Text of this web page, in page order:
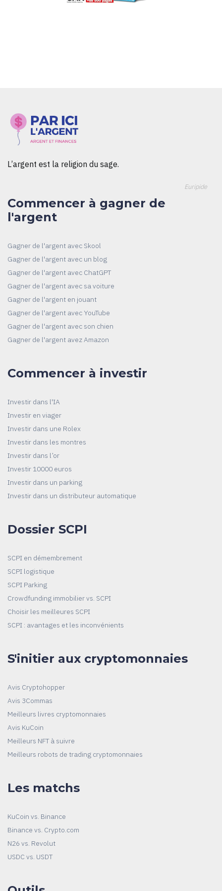
L’argent est la religion du sage.
Euripide
Commencer à gagner de
l'argent
Gagner de l'argent avec Skool
Gagner de l'argent avec un blog
Gagner de l'argent avec ChatGPT
Gagner de l'argent avec sa voiture
Gagner de l'argent en jouant
Gagner de l'argent avec YouTube
Gagner de l'argent avec son chien
Gagner de l'argent avez Amazon
Commencer à investir
Investir dans l'IA
Investir en viager
Investir dans une Rolex
Investir dans les montres
Investir dans l’or
Investir 10000 euros
Investir dans un parking
Investir dans un distributeur automatique
Dossier SCPI
SCPI en démembrement
SCPI logistique
SCPI Parking
Crowdfunding immobilier vs. SCPI
Choisir les meilleures SCPI
SCPI : avantages et les inconvénients
S'initier aux cryptomonnaies
Avis Cryptohopper
Avis 3Commas
Meilleurs livres cryptomonnaies
Avis KuCoin
Meilleurs NFT à suivre
Meilleurs robots de trading cryptomonnaies
Les matchs
KuCoin vs. Binance
Binance vs. Crypto.com
N26 vs. Revolut
USDC vs. USDT